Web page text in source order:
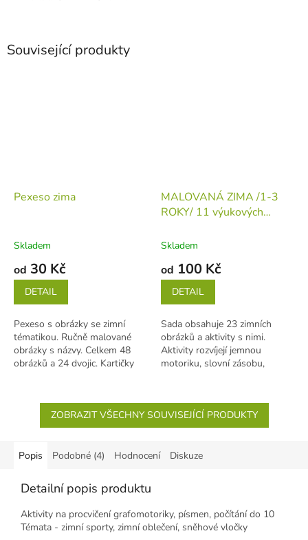
Související produkty
Pexeso zima
Skladem
od 30 Kč
DETAIL
Pexeso s obrázky se zimní
tématikou. Ručně malované
obrázky s názvy. Celkem 48
obrázků a 24 dvojic. Kartičky
MALOVANÁ ZIMA /1-3
ROKY/ 11 výukových
jednotlivých listech)
Skladem
od 100 Kč
DETAIL
Sada obsahuje 23 zimních
obrázků a aktivity s nimi.
Aktivity rozvíjejí jemnou
motoriku, slovní zásobu,
ZOBRAZIT VŠECHNY SOUVISEJÍCÍ PRODUKTY
Popis Podobné (4) Hodnocení Diskuze
Detailní popis produktu
Aktivity na procvičení grafomotoriky, písmen, počítání do 10
Témata - zimní sporty, zimní oblečení, sněhové vločky